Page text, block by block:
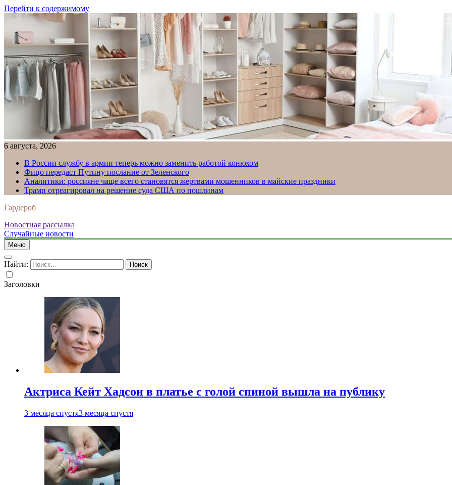
Перейти к содержимому
6 августа, 2026
В России службу в армии теперь можно заменить работой конюхом
Фицо передаст Путину послание от Зеленского
Аналитики: россияне чаще всего становятся жертвами мошенников в майские праздники
Трамп отреагировал на решение суда США по пошлинам
Гардероб
Новостная рассылка
Случайные новости
Меню
Найти:
Заголовки
Актриса Кейт Хадсон в платье с голой спиной вышла на публику
3 месяца спустя3 месяца спустя